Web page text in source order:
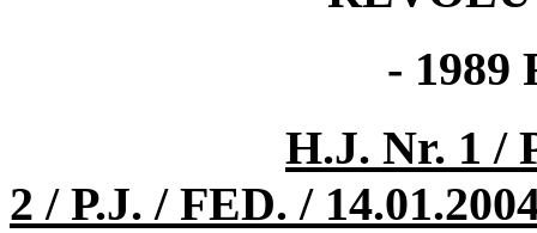
- 1989
H.J. Nr. 1 /
2 / P.J. / FED. /